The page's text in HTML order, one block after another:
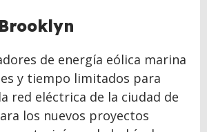
de energía eólica marina
y tiempo limitados para
red eléctrica de la ciudad de
los nuevos proyectos